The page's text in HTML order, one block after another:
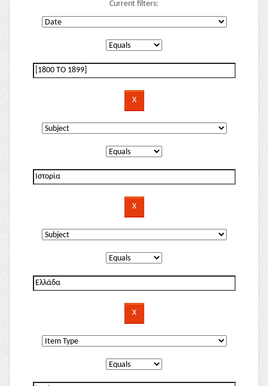
Current filters: